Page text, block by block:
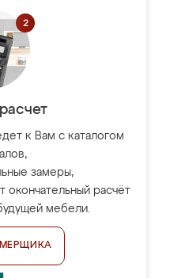
к Вам с каталогом
замеры,
окончательный расчёт
мебели.